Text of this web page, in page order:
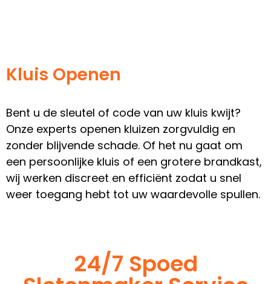
Kluis Openen
Bent u de sleutel of code van uw kluis kwijt?
Onze experts openen kluizen zorgvuldig en
zonder blijvende schade. Of het nu gaat om
een persoonlijke kluis of een grotere brandkast,
wij werken discreet en efficiënt zodat u snel
weer toegang hebt tot uw waardevolle spullen.
24/7 Spoed